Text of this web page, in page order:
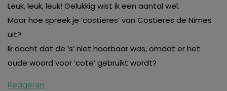
Leuk, leuk, leuk! Gelukkig wist ik een aantal wel.
Maar hoe spreek je ‘costieres’ van Costieres de Nimes
uit?
Ik dacht dat de ‘s’ niet hoorbaar was, omdat er het
oude woord voor ‘cote’ gebruikt wordt?
Reageren